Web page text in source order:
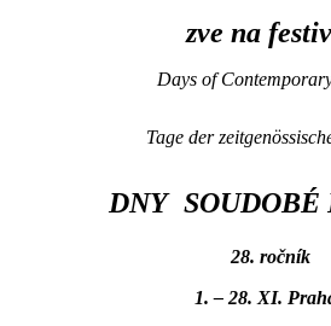
zve na
Days of
Tage der
DNY SOUDOBÉ
28. ročník
1. – 28. XI.